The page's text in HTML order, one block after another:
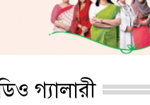
গ্যালারী